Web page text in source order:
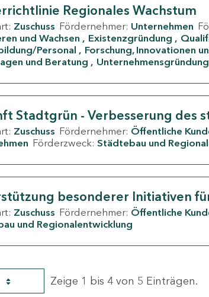
Regionales Wachstum
Zuschuss Fördernehmer: Unternehmen
und Wachsen
Existenzgründung
Personal
Forschung, Innovationen
und Beratung
Unternehmensgründung
Stadtgrün - Verbesserung des
Zuschuss Fördernehmer: Öffentliche
Förderzweck: Städtebau und
besonderer Initiativen
Zuschuss Fördernehmer: Öffentliche
und Regionalentwicklung
Zeige 1 bis 4 von 5 Einträgen.